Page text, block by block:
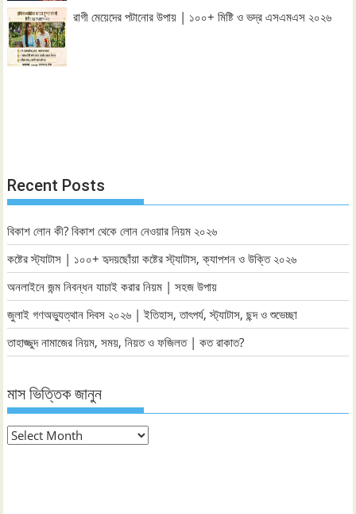
রাগী মেয়েদের পটানোর উপায় | ১০০+ মিষ্টি ও ভদ্র এসএমএস ২০২৬
Recent Posts
বিকাশ লোন কী? বিকাশ থেকে লোন নেওয়ার নিয়ম ২০২৬
কষ্টের স্ট্যাটাস | ১০০+ হৃদয়ছোঁয়া কষ্টের স্ট্যাটাস, ক্যাপশন ও উক্তি ২০২৬
অনলাইনে জন্ম নিবন্ধন যাচাই করার নিয়ম | সহজ উপায়
জুলাই গণঅভ্যুত্থান দিবস ২০২৬ | ইতিহাস, তাৎপর্য, স্ট্যাটাস, ছন্দ ও শুভেচ্ছা
তাহাজ্জুদ নামাজের নিয়ম, সময়, নিয়ত ও ফজিলত | কত রাকাত?
মাস ভিত্তিক জানুন
মাস